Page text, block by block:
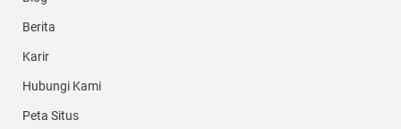
Berita
Karir
Hubungi Kami
Peta Situs